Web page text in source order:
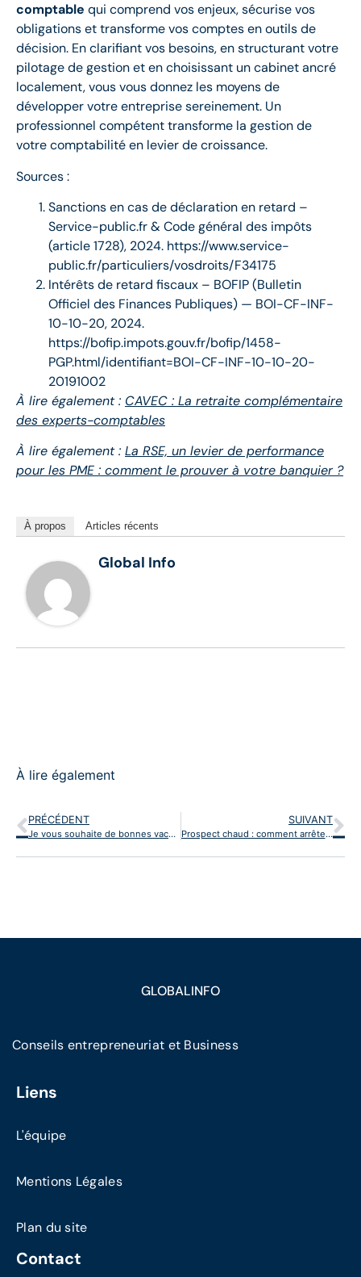
comptable qui comprend vos enjeux, sécurise vos
obligations et transforme vos comptes en outils de
décision. En clarifiant vos besoins, en structurant votre
pilotage de gestion et en choisissant un cabinet ancré
localement, vous vous donnez les moyens de
développer votre entreprise sereinement. Un
professionnel compétent transforme la gestion de
votre comptabilité en levier de croissance.
Sources :
Sanctions en cas de déclaration en retard –
Service-public.fr & Code général des impôts
(article 1728), 2024. https://www.service-
public.fr/particuliers/vosdroits/F34175
Intérêts de retard fiscaux – BOFIP (Bulletin
Officiel des Finances Publiques) — BOI-CF-INF-
10-10-20, 2024.
https://bofip.impots.gouv.fr/bofip/1458-
PGP.html/identifiant=BOI-CF-INF-10-10-20-
20191002
À lire également : CAVEC : La retraite complémentaire
des experts-comptables
À lire également : La RSE, un levier de performance
pour les PME : comment le prouver à votre banquier ?
À propos Articles récents
Global Info
À lire également
PRÉCÉDENT
Je vous souhaite de bonnes vacances : comment utiliser cette expression en milieu professionnel ?
SUIVANT
Prospect chaud : comment arrêter de perdre des ventes et closer 2x plus vite ?
GLOBALINFO
Conseils entrepreneuriat et Business
Liens
L'équipe
Mentions Légales
Plan du site
Contact